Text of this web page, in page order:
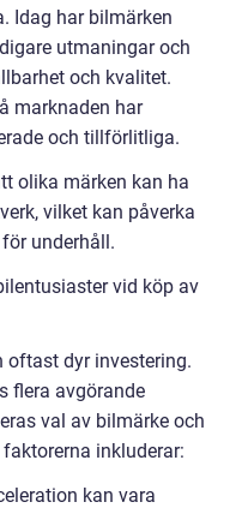
Idag har bilmärken
utmaningar och
och kvalitet.
marknaden har
och tillförlitliga.
olika märken kan ha
vilket kan påverka
underhåll.
vid köp av
oftast dyr investering.
flera avgörande
val av bilmärke och
inkluderar:
kan vara